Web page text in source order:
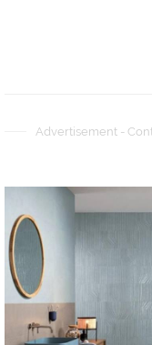
Advertisement -